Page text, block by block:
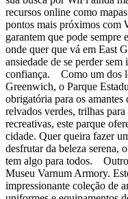
recursos online como
pontos mais próximos com
garantem que pode sempre
onde quer que vá em East
ansiedade de se perder
confiança. Como um dos
Greenwich, o Parque
obrigatória para os amantes
relvados verdes, trilhas
recreativas, este parque
cidade. Quer queira fazer
desfrutar da beleza serena,
tem algo para todos.
Museu Varnum Armory.
impressionante coleção de